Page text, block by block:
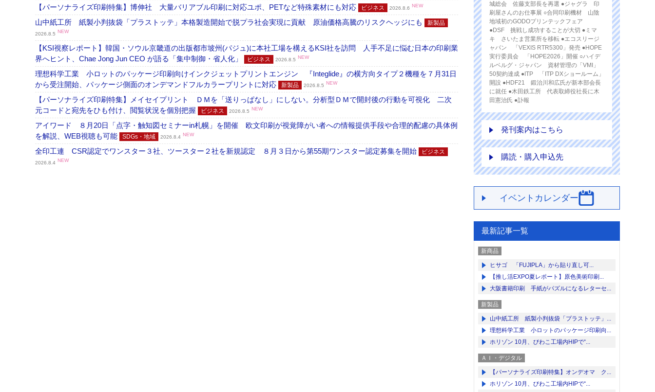
【パーソナライズ印刷特集】博伸社 大量バリアブル印刷に対応ユポ、PETなど特殊素材にも対応 ビジネス 2026.8.6 NEW
山中紙工所 紙製小判抜袋「プラストッテ」本格製造開始で脱プラ社会実現に貢献 原油価格高騰のリスクヘッジにも 新製品
2026.8.5 NEW
【KSI視察レポート】韓国・ソウル京畿道の出版都市坡州(パジュ)に本社工場を構えるKSI社を訪問 人手不足に悩む日本の印刷業
界へヒント、Chae Jong Jun CEO が語る「集中制御・省人化」
ビジネス 2026.8.5 NEW
理想科学工業 小ロットのパッケージ印刷向けインクジェットプリントエンジン 『Integlide』の横方向タイプ２機種を７月31日
から受注開始、パッケージ側面のオンデマンドフルカラープリントに対応
新製品 2026.8.5 NEW
【パーソナライズ印刷特集】メイセイプリント ＤＭを「送りっぱなし」にしない。分析型ＤＭで開封後の行動を可視化 二次
元コードと宛先をひも付け、閲覧状況を個別把握
ビジネス 2026.8.5 NEW
アイワード ８月20日「点字・触知図セミナーin札幌」を開催 欧文印刷が視覚障がい者への情報提供手段や合理的配慮の具体例
を解説、WEB視聴も可能
SDGs・地域 2026.8.4 NEW
全印工連 CSR認定でワンスター３社、ツースター２社を新規認定 ８月３日から第55期ワンスター認定募集を開始 ビジネス
2026.8.4 NEW
城総会 佐藤支部長を再選 ●ジャグラ 印
刷屋さんのお仕事展 ○合同印刷機材 山陰
地域初のGODOプリンテックフェア
●DSF 挑戦し成功することが大切 ●ミマ
キ さいたま営業所を移転 ●エコスリージ
ャパン 「VEXIS RTR5300」発売 ●HOPE
実行委員会 「HOPE2026」開催 ○ハイデ
ルベルグ・ジャパン 資材管理の「VMI」
50契約達成 ●ITP 「ITP DXショールーム」
開設 ●HDF21 鍛治川和広氏が新本部会長
に就任 ●木田鉄工所 代表取締役社長に木
田憲治氏 ●訃報
発刊案内はこちら
購読・購入申込先
イベントカレンダー
最新記事一覧
新商品
ヒサゴ 「FUJIPLA」から貼り直し可...
【推し活EXPO夏レポート】原色美術印刷...
大阪書籍印刷 手紙がパズルになるレターセ...
新製品
山中紙工所 紙製小判抜袋「プラストッテ」...
理想科学工業 小ロットのパッケージ印刷向...
ホリゾン 10月、びわこ工場内HIPで“...
ＡＩ・デジタル
【パーソナライズ印刷特集】オンデオマ ク...
ホリゾン 10月、びわこ工場内HIPで“...